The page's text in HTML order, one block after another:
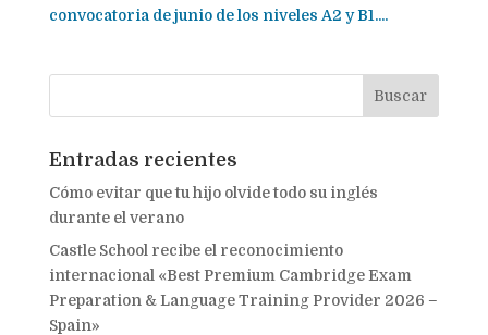
convocatoria de junio de los niveles A2 y B1....
Entradas recientes
Cómo evitar que tu hijo olvide todo su inglés
durante el verano
Castle School recibe el reconocimiento
internacional «Best Premium Cambridge Exam
Preparation & Language Training Provider 2026 –
Spain»